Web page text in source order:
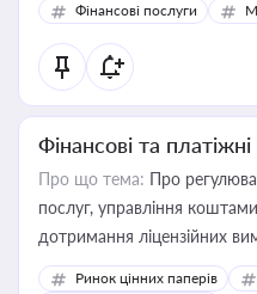
Фінансові послуги
Фінансові та
Про що тема: Про
послуг, управління коштами, приймання платежів та
дотримання ліцензійних
Ринок цінних паперів